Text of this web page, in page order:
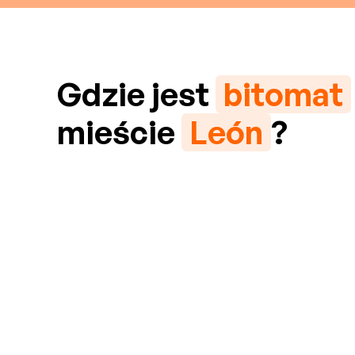
Gdzie jest bitomat
mieście León ?